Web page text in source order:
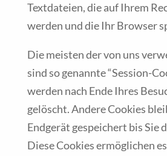
Textdateien, die auf Ihrem
werden und die Ihr Browser
Die meisten der von uns
sind so genannte “Session-
werden nach Ende Ihres
gelöscht. Andere Cookies
Endgerät gespeichert bis Sie
Diese Cookies ermöglichen